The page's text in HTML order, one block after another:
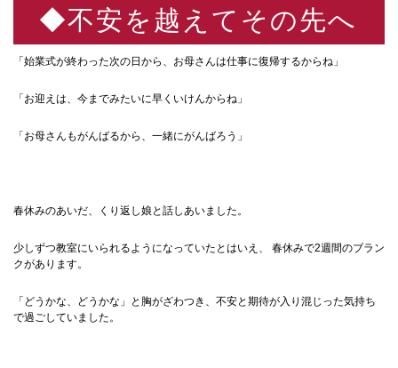
◆不安を越えてその先へ
「始業式が終わった次の日から、お母さんは仕事に復帰するからね」
「お迎えは、今までみたいに早くいけんからね」
「お母さんもがんばるから、一緒にがんばろう」
春休みのあいだ、くり返し娘と話しあいました。
少しずつ教室にいられるようになっていたとはいえ、 春休みで2週間のブラン
クがあります。
「どうかな、どうかな」と胸がざわつき、不安と期待が入り混じった気持ち
で過ごしていました。